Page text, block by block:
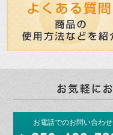
お電話でのお問い合わせ